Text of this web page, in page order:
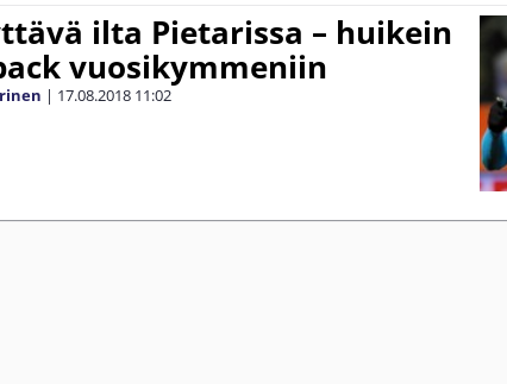
ilta Pietarissa – huikein
vuosikymmeniin
| 17.08.2018 11:02